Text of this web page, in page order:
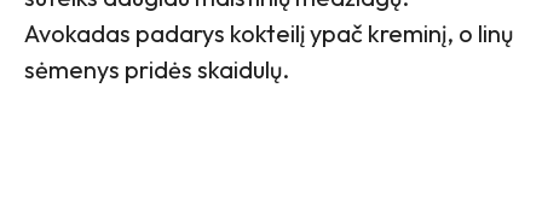
Avokadas padarys kokteilį ypač kreminį, o linų
sėmenys pridės skaidulų.